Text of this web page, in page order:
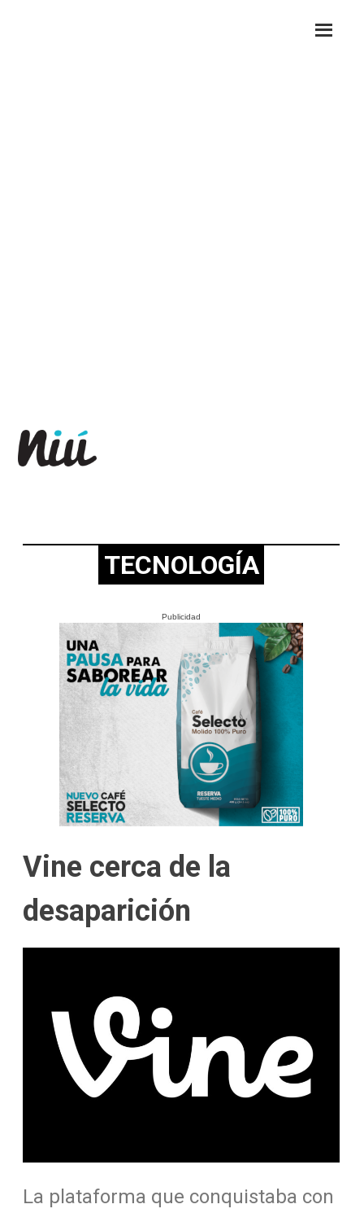
TECNOLOGÍA
Publicidad
Vine cerca de la
desaparición
La plataforma que conquistaba con